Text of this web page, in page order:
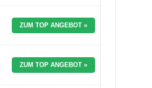
ZUM TOP ANGEBOT »
ZUM TOP ANGEBOT »